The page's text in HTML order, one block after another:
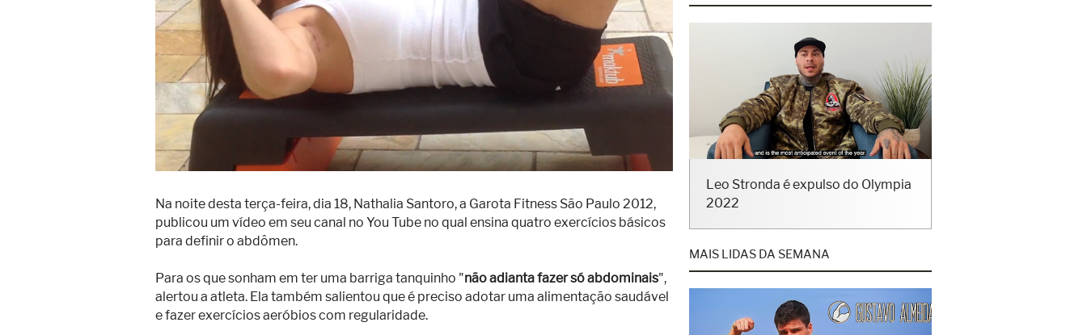
Na noite desta terça-feira, dia 18, Nathalia Santoro, a Garota Fitness São Paulo 2012,
publicou um vídeo em seu canal no You Tube no qual ensina quatro exercícios básicos
para definir o abdômen.
Para os que sonham em ter uma barriga tanquinho "não adianta fazer só abdominais",
alertou a atleta. Ela também salientou que é preciso adotar uma alimentação saudável
e fazer exercícios aeróbios com regularidade.
Leo Stronda é expulso do Olympia
2022
MAIS LIDAS DA SEMANA